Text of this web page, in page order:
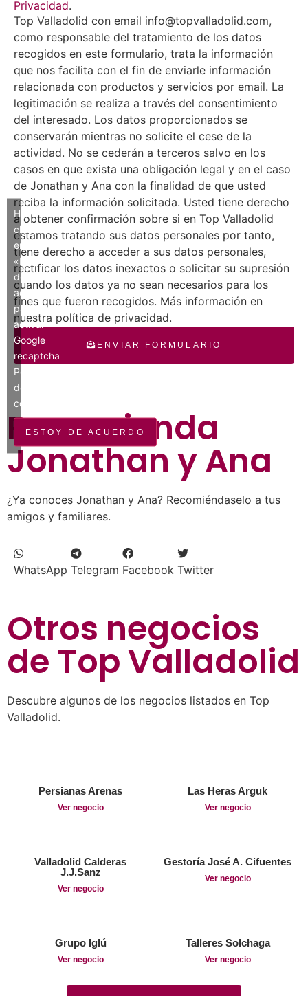
Privacidad.
Top Valladolid con email info@topvalladolid.com,
como responsable del tratamiento de los datos
recogidos en este formulario, trata la información
que nos facilita con el fin de enviarle información
relacionada con productos y servicios por email. La
legitimación se realiza a través del consentimiento
del interesado. Los datos proporcionados se
conservarán mientras no solicite el cese de la
actividad. No se cederán a terceros salvo en los
casos en que exista una obligación legal y en el caso
de Jonathan y Ana con la finalidad de que usted
reciba la información solicitada. Usted tiene derecho
a obtener confirmación sobre si en Top Valladolid
estamos tratando sus datos personales por tanto,
tiene derecho a acceder a sus datos personales,
rectificar los datos inexactos o solicitar su supresión
cuando los datos ya no sean necesarios para los
fines que fueron recogidos. Más información en
nuestra política de privacidad.
Haz
clic
en
«Estoy
de
acuerdo»
para
activar
Google
recaptcha
Política
de
cookies
ESTOY DE ACUERDO
ENVIAR FORMULARIO
Recomienda
Jonathan y Ana
¿Ya conoces Jonathan y Ana? Recomiéndaselo a tus
amigos y familiares.
WhatsApp Telegram Facebook Twitter
Otros negocios
de Top Valladolid
Descubre algunos de los negocios listados en Top
Valladolid.
Persianas Arenas
Ver negocio
Las Heras Arguk
Ver negocio
Valladolid Calderas
J.J.Sanz
Ver negocio
Gestoría José A. Cifuentes
Ver negocio
Grupo Iglú
Ver negocio
Talleres Solchaga
Ver negocio